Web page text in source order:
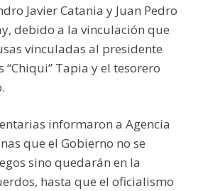
Javier Catania y Juan Pedro
debido a la vinculación que
vinculadas al presidente
“Chiqui” Tapia y el tesorero
informaron a Agencia
que el Gobierno no se
sino quedarán en la
hasta que el oficialismo